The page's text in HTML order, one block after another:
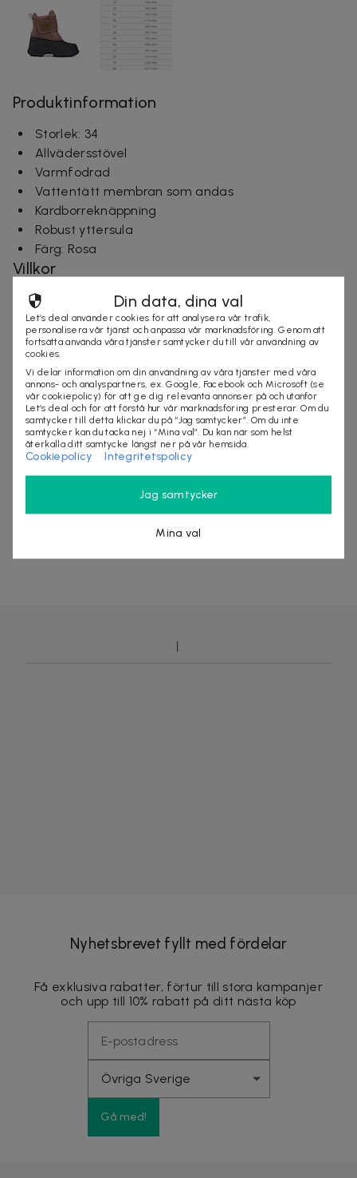
Produktinformation
Storlek: 34
Allvädersstövel
Varmfodrad
Vattentätt membran som andas
Kardborreknäppning
Robust yttersula
Färg: Rosa
Villkor
Frakt tillkommer
Leveranstid: ca 8 arbetsdagar
mode
Säljes av
Let's deal AB
Organisationsnummer:556796-3466
https://letsdeal.se
DEAL AVSLUTAD
Nyhetsbrevet fyllt med fördelar
Få exklusiva rabatter, förtur till stora kampanjer
och upp till 10% rabatt på ditt nästa köp
Gå med!
Din data, dina val
Let’s deal använder cookies för att analysera vår trafik,
personalisera vår tjänst och anpassa vår marknadsföring. Genom att
fortsätta använda våra tjänster samtycker du till vår användning av
cookies.
Vi delar information om din användning av våra tjänster med våra
annons- och analyspartners, ex. Google, Facebook och Microsoft (se
vår cookiepolicy) för att ge dig relevanta annonser på och utanför
Let’s deal och för att förstå hur vår marknadsföring presterar. Om du
samtycker till detta klickar du på “Jag samtycker”. Om du inte
samtycker kan du tacka nej i “Mina val”. Du kan när som helst
återkalla ditt samtycke längst ner på vår hemsida.
Cookiepolicy Integritetspolicy
Jag samtycker
Mina val